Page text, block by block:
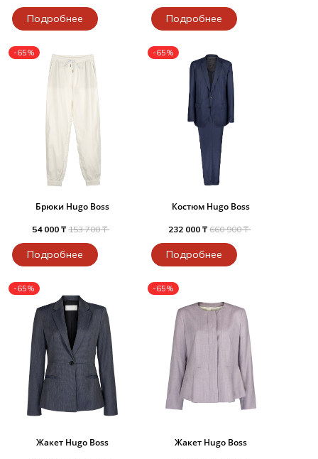
Подробнее Подробнее
-65%
Брюки Hugo Boss
54 000 ₸153 700 ₸
Подробнее
-65%
Костюм Hugo Boss
232 000 ₸660 900 ₸
Подробнее
-65%
Жакет Hugo Boss
-65%
Жакет Hugo Boss